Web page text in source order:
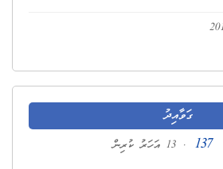
ގަވާއިދު
137 . 13 އަހަރު ކުރިން